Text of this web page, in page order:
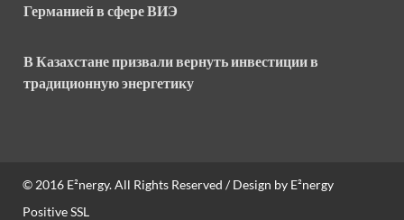
Германией в сфере ВИЭ
В Казахстане призвали вернуть инвестиции в
традиционную энергетику
© 2016 E²nergy. All Rights Reserved / Design by E²nergy
Positive SSL